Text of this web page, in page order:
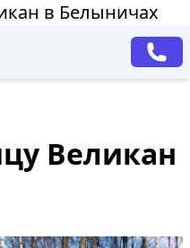
в Белыничах
Великан